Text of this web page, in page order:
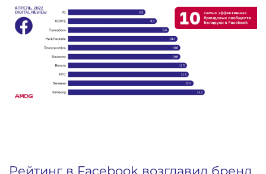
Рейтинг в Facebook возглавил бренд